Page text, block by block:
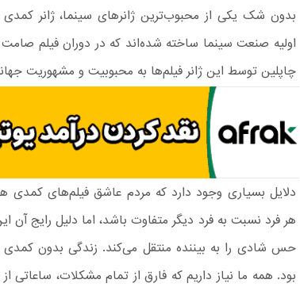
بدون شک یکی از محبوب‌ترین ژانرهای سینما، ژانر
اولیه صنعت سینما ساخته شده‌اند که در دوران فیلم
چاپلین توسط این ژانر فیلم‌ها به محبوبیت و مشهوریت
دلایل بسیاری وجود دارد که مردم عاشق فیلم‌های کمدی
هر فرد نسبت به فرد دیگر متفاوت باشد، اما دلیل رایج
حس شادی را به بیننده منتقل می‌کند. زندگی بدون
بود. همه ما نیاز داریم که فارق از تمام مشکلات، ساعاتی